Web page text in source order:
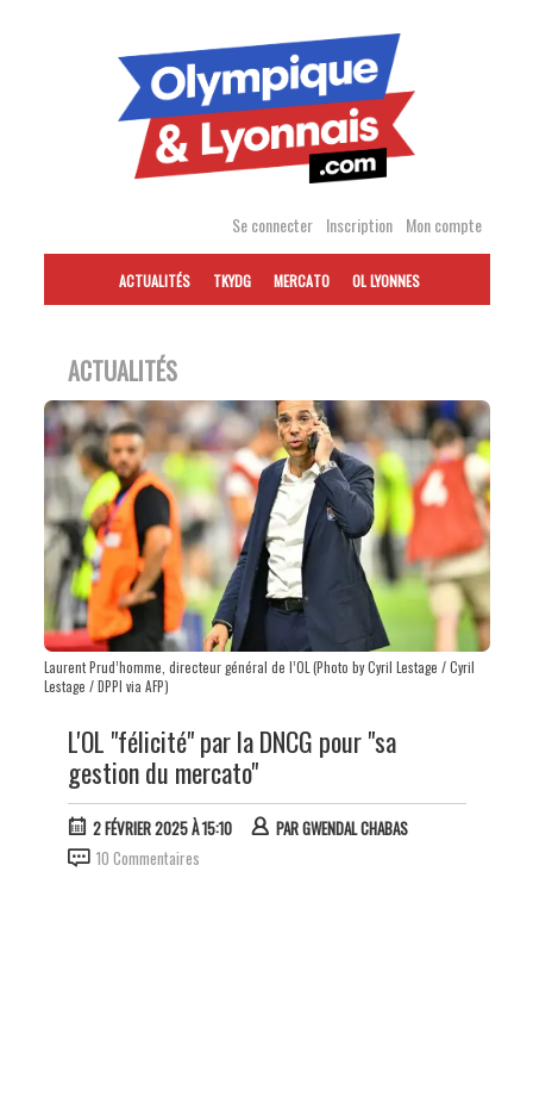
Se connecter Inscription Mon compte
ACTUALITÉS TKYDG MERCATO OL LYONNES
ACTUALITÉS
Laurent Prud’homme, directeur général de l’OL (Photo by Cyril Lestage / Cyril
Lestage / DPPI via AFP)
L'OL "félicité" par la DNCG pour "sa
gestion du mercato"
2 FÉVRIER 2025 À 15:10 PARGWENDAL CHABAS
10 Commentaires